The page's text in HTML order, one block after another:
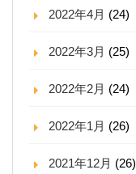
2022年4月 (24)
2022年3月 (25)
2022年2月 (24)
2022年1月 (26)
2021年12月 (26)